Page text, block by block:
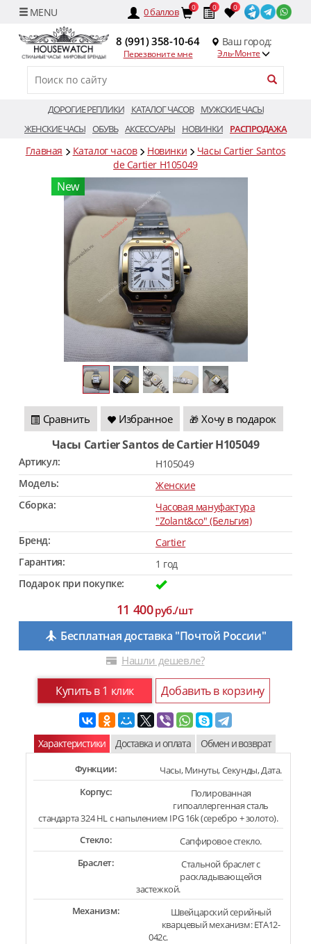
0баллов 0 0 0
8 (991) 358-10-64
Перезвоните мне
Ваш город:
Эль-Монте
ДОРОГИЕ РЕПЛИКИ КАТАЛОГ ЧАСОВ
МУЖСКИЕ ЧАСЫ
ЖЕНСКИЕ ЧАСЫ ОБУВЬ АКСЕССУАРЫ НОВИНКИ РАСПРОДАЖА
Главная Каталог часов Новинки
Часы Cartier Santos
de Cartier H105049
New
Сравнить Избранное 🎁 Хочу в подарок
Часы Cartier Santos de Cartier H105049
Артикул:
H105049
Модель:
Женские
Сборка:
Часовая мануфактура
"Zolant&co" (Бельгия)
Бренд:
Cartier
Гарантия:
1 год
Подарок при покупке:
11 400руб./шт
Бесплатная доставка "Почтой России"
Нашли дешевле?
Купить в 1 клик Добавить в корзину
Характеристики Доставка и оплата Обмен и возврат
Функции:
Часы, Минуты, Секунды, Дата.
Корпус:
Полированная
гипоаллергенная сталь
стандарта 324 HL с напылением IPG 16k (серебро + золото).
Стекло:
Сапфировое стекло.
Браслет:
Стальной браслет с
раскладывающейся
застежкой.
Механизм:
Швейцарский серийный
кварцевый механизм: ETA12-
042c.